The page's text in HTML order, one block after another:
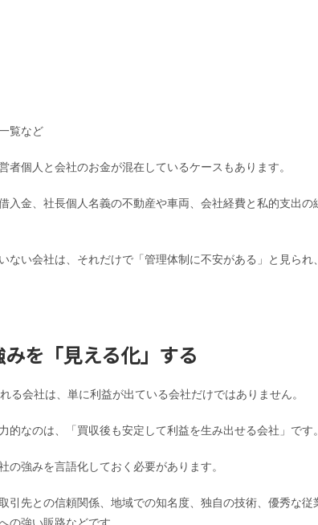
覧など
者個人と会社のお金が混在しているケースもあります。
入金、社長個人名義の不動産や車両、会社経費と私的支出
ない会社は、それだけで「管理体制に不安がある」と見ら
を「見える化」する
る会社は、単に利益が出ている会社だけではありません。
的なのは、「買収後も安定して利益を生み出せる会社」です。
の強みを言語化しておく必要があります。
引先との信頼関係、地域での知名度、独自の技術、優秀な
の強い販路などです。